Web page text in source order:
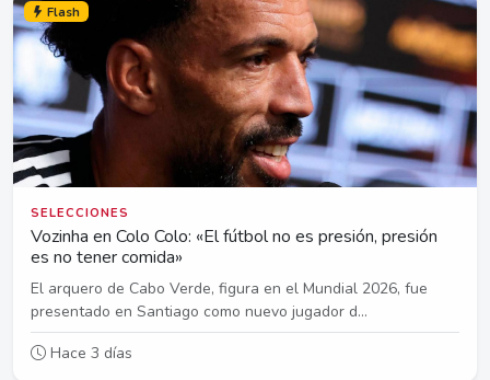
Flash
SELECCIONES
Vozinha en Colo Colo: «El fútbol no es presión, presión
es no tener comida»
El arquero de Cabo Verde, figura en el Mundial 2026, fue
presentado en Santiago como nuevo jugador d...
Hace 3 días